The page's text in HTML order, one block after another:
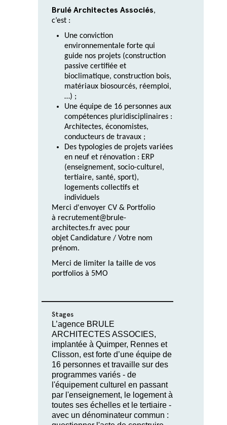
Brulé Architectes Associés,
c’est :
Une conviction
environnementale forte qui
guide nos projets (construction
passive certifiée et
bioclimatique, construction bois,
matériaux biosourcés, réemploi,
…) ;
Une équipe de 16 personnes aux
compétences pluridisciplinaires :
Architectes, économistes,
conducteurs de travaux ;
Des typologies de projets variées
en neuf et rénovation : ERP
(enseignement, socio-culturel,
tertiaire, santé, sport),
logements collectifs et
individuels
Merci d'envoyer CV & Portfolio
à recrutement@brule-
architectes.fr avec pour
objet Candidature / Votre nom
prénom.
Merci de limiter la taille de vos
portfolios à 5MO
Stages
L’agence BRULE
ARCHITECTES ASSOCIES,
implantée à Quimper, Rennes et
Clisson, est forte d’une équipe de
16 personnes et travaille sur des
programmes variés - de
l'équipement culturel en passant
par l'enseignement, le logement à
toutes ses échelles et le tertiaire -
avec un dénominateur commun :